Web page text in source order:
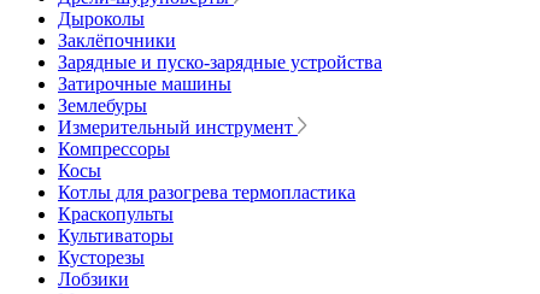
Дыроколы
Заклёпочники
Зарядные и пуско-зарядные устройства
Затирочные машины
Землебуры
Измерительный инструмент
Компрессоры
Косы
Котлы для разогрева термопластика
Краскопульты
Культиваторы
Кусторезы
Лобзики